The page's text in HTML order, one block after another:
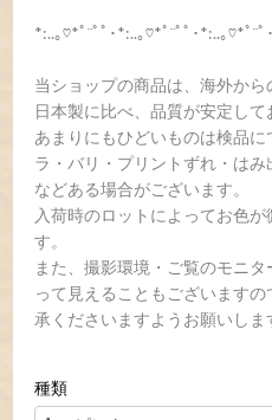
*:..｡♡*ﾟ¨ﾟﾟ･*:..｡♡*ﾟ¨ﾟﾟ･*:..｡♡*ﾟ¨
当ショップの商品は、海外から
日本製に比べ、品質が安定して
あまりにもひどいものは検品
ラ・バリ・プリントずれ・は
などある場合がございます。
入荷時のロットによってお色
す。
また、撮影環境・ご覧のモニ
って見えることもございます
承くださいますようお願いしま
種類